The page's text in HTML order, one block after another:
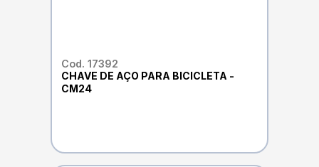
Cod. 17392
CHAVE DE AÇO PARA BICICLETA -
CM24